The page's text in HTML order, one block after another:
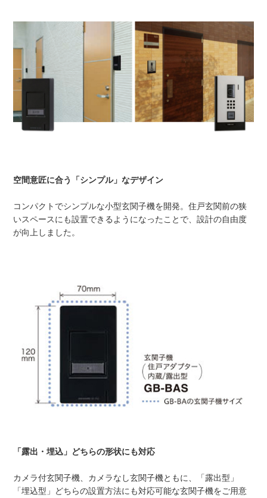
空間意匠に合う「シンプル」なデザイン
コンパクトでシンプルな小型玄関子機を開発。住戸玄関前の狭
いスペースにも設置できるようになったことで、設計の自由度
が向上しました。
「露出・埋込」どちらの形状にも対応
カメラ付玄関子機、カメラなし玄関子機ともに、「露出型」
「埋込型」どちらの設置方法にも対応可能な玄関子機をご用意